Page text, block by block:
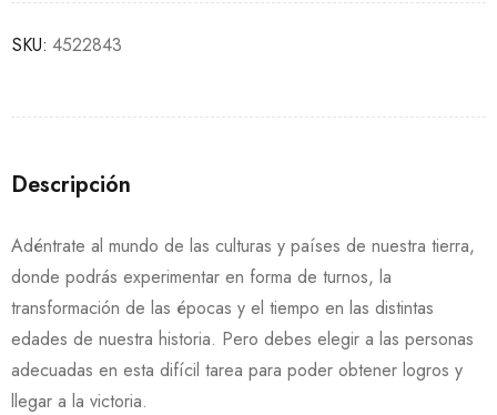
SKU: 4522843
Descripción
Adéntrate al mundo de las culturas y países de nuestra tierra,
donde podrás experimentar en forma de turnos, la
transformación de las épocas y el tiempo en las distintas
edades de nuestra historia. Pero debes elegir a las personas
adecuadas en esta difícil tarea para poder obtener logros y
llegar a la victoria.